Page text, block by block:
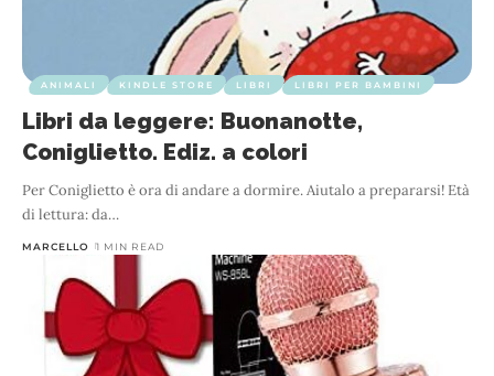
ANIMALI KINDLE STORE LIBRI LIBRI PER BAMBINI
Libri da leggere: Buonanotte,
Coniglietto. Ediz. a colori
Per Coniglietto è ora di andare a dormire. Aiutalo a prepararsi! Età
di lettura: da…
MARCELLO 1 MIN READ